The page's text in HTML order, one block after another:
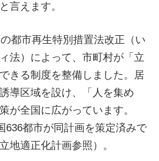
言えます。
都市再生特別措置法改正（い
法）によって、市町村が「立
きる制度を整備しました。居
導区域を設け、「人を集め
が全国に広がっています。
636都市が同計画を策定済みで
地適正化計画参照）。